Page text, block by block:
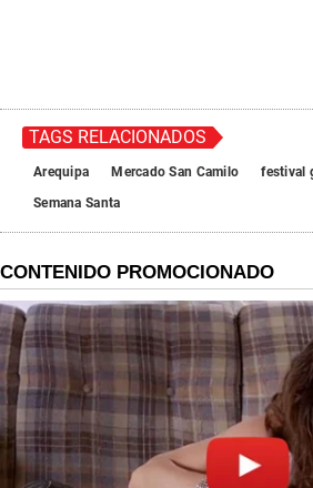
TAGS RELACIONADOS
Arequipa Mercado San Camilo
festival
Semana Santa